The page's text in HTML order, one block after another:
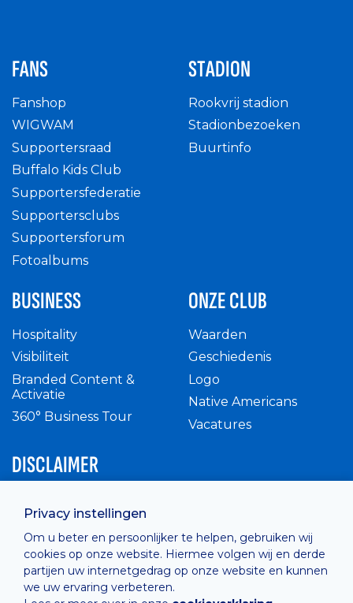
Privacy instellingen
Om u beter en persoonlijker te helpen, gebruiken wij
cookies op onze website. Hiermee volgen wij en derde
partijen uw internetgedrag op onze website en kunnen
we uw ervaring verbeteren.
FANS
Fanshop
WIGWAM
Supportersraad
Buffalo Kids Club
Supportersfederatie
Supportersclubs
Supportersforum
Fotoalbums
STADION
Rookvrij stadion
Stadionbezoeken
Buurtinfo
BUSINESS
Hospitality
Visibiliteit
Branded Content &
Activatie
360° Business Tour
ONZE CLUB
Waarden
Geschiedenis
Logo
Native Americans
Vacatures
DISCLAIMER
Privacy Policy
Cashless
verkoopsvoorwaarden
Cookie Policy